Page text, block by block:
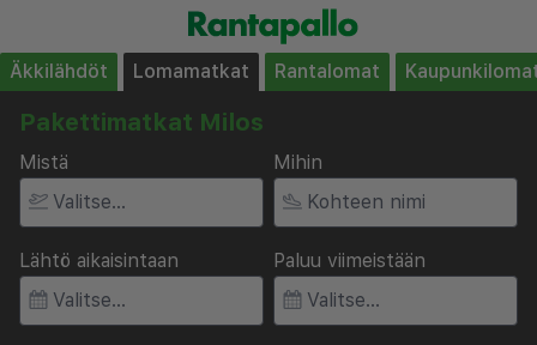
Äkkilähdöt Lomamatkat Rantalomat
Pakettimatkat Milos
Mistä Mihin
Lähtö aikaisintaan Paluu viimeistään